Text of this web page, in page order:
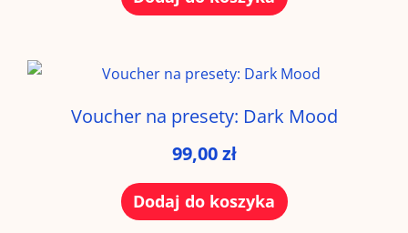
Voucher na presety: Dark Mood
99,00zł
Dodaj do koszyka